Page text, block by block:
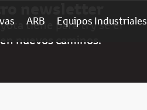
ARB Equipos Industriales
newsletter
tiene para ti y sé el
nuevos caminos.